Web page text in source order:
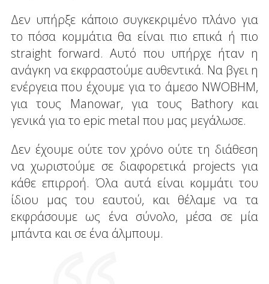
Δεν υπήρξε κάποιο συγκεκριμένο πλάνο για
το πόσα κομμάτια θα είναι πιο επικά ή πιο
straight forward. Αυτό που υπήρχε ήταν η
ανάγκη να εκφραστούμε αυθεντικά. Να βγει η
ενέργεια που έχουμε για το άμεσο NWOBHM,
για τους Manowar, για τους Bathory και
γενικά για το epic metal που μας μεγάλωσε.
Δεν έχουμε ούτε τον χρόνο ούτε τη διάθεση
να χωριστούμε σε διαφορετικά projects για
κάθε επιρροή. Όλα αυτά είναι κομμάτι του
ίδιου μας του εαυτού, και θέλαμε να τα
εκφράσουμε ως ένα σύνολο, μέσα σε μία
μπάντα και σε ένα άλμπουμ.